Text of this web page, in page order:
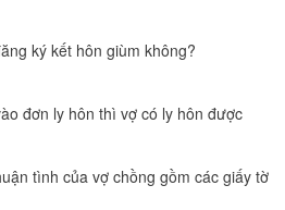
ký kết hôn giùm không?
đơn ly hôn thì vợ có ly hôn được
tình của vợ chồng gồm các giấy tờ